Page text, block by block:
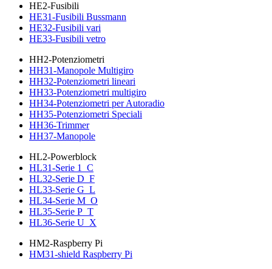
HE2-Fusibili
HE31-Fusibili Bussmann
HE32-Fusibili vari
HE33-Fusibili vetro
HH2-Potenziometri
HH31-Manopole Multigiro
HH32-Potenziometri lineari
HH33-Potenziometri multigiro
HH34-Potenziometri per Autoradio
HH35-Potenziometri Speciali
HH36-Trimmer
HH37-Manopole
HL2-Powerblock
HL31-Serie 1_C
HL32-Serie D_F
HL33-Serie G_L
HL34-Serie M_O
HL35-Serie P_T
HL36-Serie U_X
HM2-Raspberry Pi
HM31-shield Raspberry Pi